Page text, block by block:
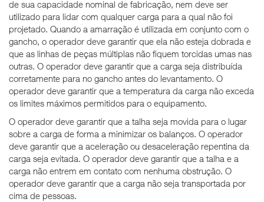
de sua capacidade nominal de fabricação, nem deve ser
utilizado para lidar com qualquer carga para a qual não foi
projetado. Quando a amarração é utilizada em conjunto com o
gancho, o operador deve garantir que ela não esteja dobrada e
que as linhas de peças múltiplas não fiquem torcidas umas nas
outras. O operador deve garantir que a carga seja distribuída
corretamente para no gancho antes do levantamento. O
operador deve garantir que a temperatura da carga não exceda
os limites máximos permitidos para o equipamento.
O operador deve garantir que a talha seja movida para o lugar
sobre a carga de forma a minimizar os balanços. O operador
deve garantir que a aceleração ou desaceleração repentina da
carga seja evitada. O operador deve garantir que a talha e a
carga não entrem em contato com nenhuma obstrução. O
operador deve garantir que a carga não seja transportada por
cima de pessoas.